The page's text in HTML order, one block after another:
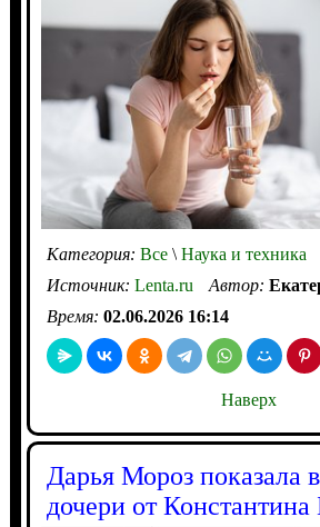
Категория: Все\Наука и техника
Источник: Lenta.ru Автор:
Время: 02.06.2026 16:14
Наверх
Дарья Мороз показала
дочери от Константина